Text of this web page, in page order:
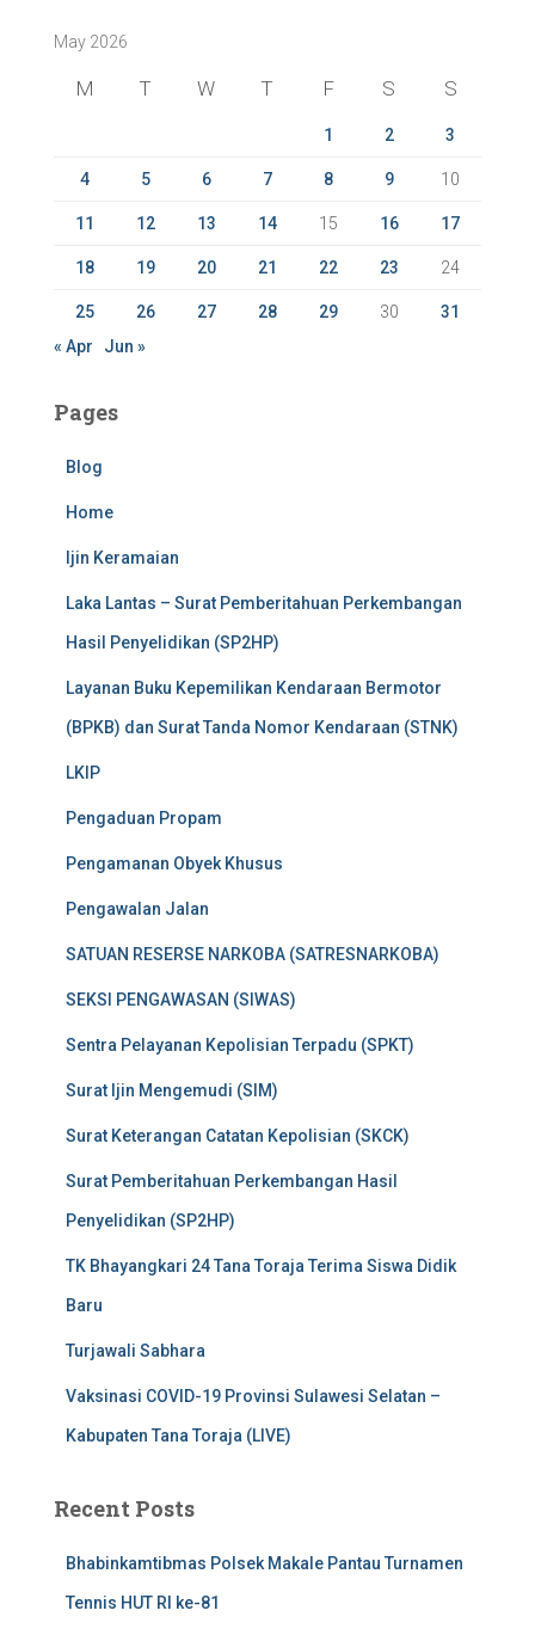
h
May 2026
M T W T F S S
1 2 3
4 5 6 7 8 9 10
11 12 13 14 15 16 17
18 19 20 21 22 23 24
25 26 27 28 29 30
31
« Apr
Jun »
Pages
Blog
Home
Ijin Keramaian
Laka Lantas – Surat Pemberitahuan Perkembangan
Hasil Penyelidikan (SP2HP)
Layanan Buku Kepemilikan Kendaraan Bermotor
(BPKB) dan Surat Tanda Nomor Kendaraan (STNK)
LKIP
Pengaduan Propam
Pengamanan Obyek Khusus
Pengawalan Jalan
SATUAN RESERSE NARKOBA (SATRESNARKOBA)
SEKSI PENGAWASAN (SIWAS)
Sentra Pelayanan Kepolisian Terpadu (SPKT)
Surat Ijin Mengemudi (SIM)
Surat Keterangan Catatan Kepolisian (SKCK)
Surat Pemberitahuan Perkembangan Hasil
Penyelidikan (SP2HP)
TK Bhayangkari 24 Tana Toraja Terima Siswa Didik
Baru
Turjawali Sabhara
Vaksinasi COVID-19 Provinsi Sulawesi Selatan –
Kabupaten Tana Toraja (LIVE)
Recent Posts
Bhabinkamtibmas Polsek Makale Pantau Turnamen
Tennis HUT RI ke-81